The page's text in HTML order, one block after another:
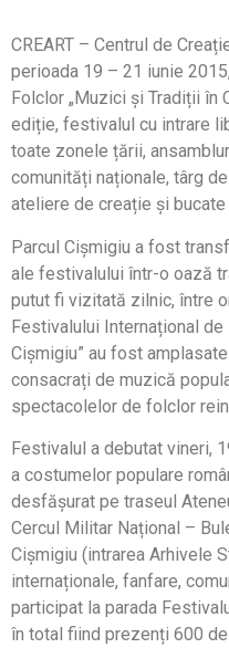
CREART – Centrul de
perioada 19 – 21 iunie
Folclor „Muzici și Tradiții în
ediție, festivalul cu intrare
toate zonele țării,
comunități naționale, târg
ateliere de creație și
Parcul Cișmigiu a fost
ale festivalului într-o oază
putut fi vizitată zilnic, între
Festivalului Internațional
Cișmigiu” au fost
consacrați de muzică
spectacolelor de folclor
Festivalul a debutat vineri,
a costumelor populare
desfășurat pe traseul
Cercul Militar Național –
Cișmigiu (intrarea Arhivele
internaționale, fanfare,
participat la parada
în total fiind prezenți 600